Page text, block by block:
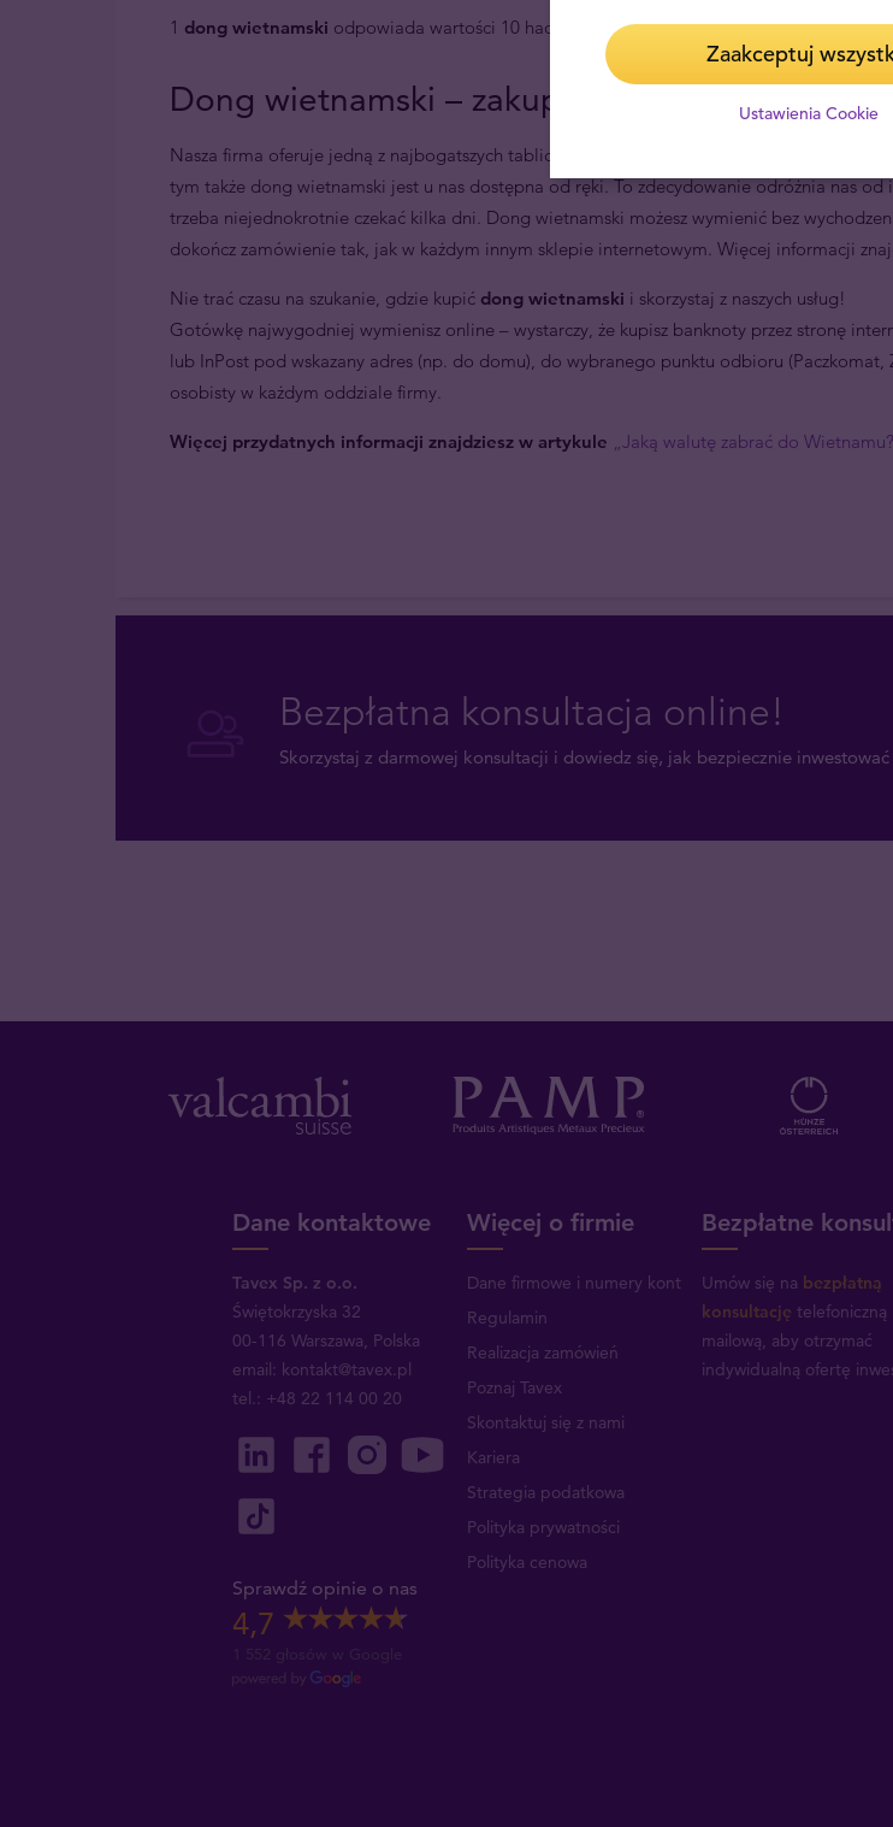
1 dong wietnamski odpowiada wartości 10 hao oraz 100 xu.
Dong wietnamski – zakup waluty z dostawą do
Nasza firma oferuje jedną z najbogatszych tablic walutowych w całej Polsce – w
tym także dong wietnamski jest u nas dostępna od ręki. To zdecydowanie odróżnia nas
trzeba niejednokrotnie czekać kilka dni. Dong wietnamski możesz wymienić bez
dokończ zamówienie tak, jak w każdym innym sklepie internetowym. Więcej informacji
Nie trać czasu na szukanie, gdzie kupić dong wietnamski i skorzystaj z naszych usług!
Gotówkę najwygodniej wymienisz online – wystarczy, że kupisz banknoty przez stronę
lub InPost pod wskazany adres (np. do domu), do wybranego punktu odbioru
osobisty w każdym oddziale firmy.
Więcej przydatnych informacji znajdziesz w artykule „Jaką walutę zabrać do
Bezpłatna konsultacja online!
Skorzystaj z darmowej konsultacji i dowiedz się, jak bezpiecznie
Dane kontaktowe
Tavex Sp. z o.o.
Świętokrzyska 32
00-116 Warszawa, Polska
email: kontakt@tavex.pl
tel.: +48 22 114 00 20
Sprawdź opinie o nas
4,7
1 552 głosów w Google
Więcej o firmie
Dane firmowe i numery kont
Regulamin
Realizacja zamówień
Poznaj Tavex
Skontaktuj się z nami
Kariera
Strategia podatkowa
Polityka prywatności
Polityka cenowa
Bezpłatne
Umów się na bezpłatną
konsultację telefoniczną
mailową, aby otrzymać
indywidualną ofertę
Zaakceptuj
Ustawienia Cookie